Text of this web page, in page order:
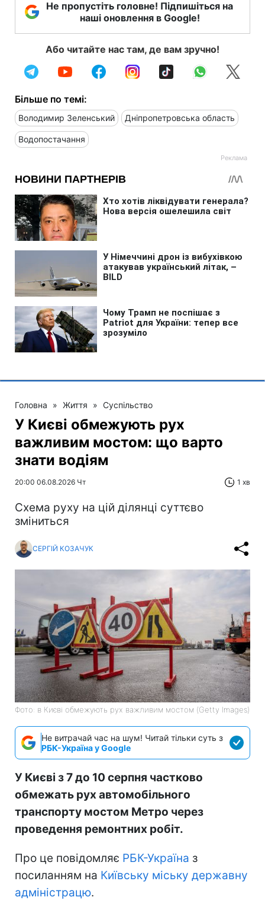
Не пропустіть головне! Підпишіться на
наші оновлення в Google!
Або читайте нас там, де вам зручно!
Більше по темі:
Володимир Зеленський Дніпропетровська область
Водопостачання
Головна » Життя » Суспільство
У Києві обмежують рух
важливим мостом: що варто
знати водіям
20:00 06.08.2026 Чт 1 хв
Схема руху на цій ділянці суттєво
зміниться
СЕРГІЙ КОЗАЧУК
Фото: в Києві обмежують рух важливим мостом (Getty Images)
Не витрачай час на шум! Читай тільки суть з
РБК-Україна у Google
У Києві з 7 до 10 серпня частково
обмежать рух автомобільного
транспорту мостом Метро через
проведення ремонтних робіт.
Про це повідомляє РБК-Україна з
посиланням на Київську міську державну
адміністрацю.